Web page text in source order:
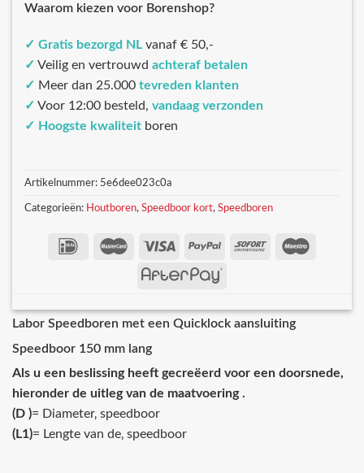
Waarom kiezen voor Borenshop?
✓ Gratis bezorgd NL vanaf € 50,-
✓ Veilig en vertrouwd achteraf betalen
✓ Meer dan 25.000 tevreden klanten
✓ Voor 12:00 besteld, vandaag verzonden
✓ Hoogste kwaliteit boren
Artikelnummer: 5e6dee023c0a
Categorieën: Houtboren, Speedboor kort, Speedboren
Labor Speedboren met een Quicklock aansluiting
Speedboor 150 mm lang
Als u een beslissing heeft gecreëerd voor een doorsnede,
hieronder de uitleg van de maatvoering .
(D )= Diameter‚ speedboor
(L1)= Lengte van de‚ speedboor